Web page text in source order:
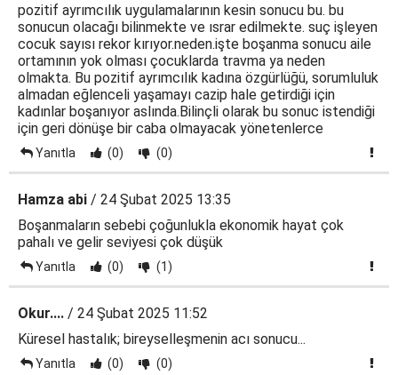
pozitif ayrımcılık uygulamalarının kesin sonucu bu. bu
sonucun olacağı bilinmekte ve ısrar edilmekte. suç işleyen
cocuk sayısı rekor kırıyor.neden.işte boşanma sonucu aile
ortamının yok olması çocuklarda travma ya neden
olmakta. Bu pozitif ayrımcılık kadına özgürlüğü, sorumluluk
almadan eğlenceli yaşamayı cazip hale getirdiği için
kadınlar boşanıyor aslında.Bilinçli olarak bu sonuc istendiği
için geri dönüşe bir caba olmayacak yönetenlerce
Yanıtla (0) (0)
Hamza abi / 24 Şubat 2025 13:35
Boşanmaların sebebi çoğunlukla ekonomik hayat çok
pahalı ve gelir seviyesi çok düşük
Yanıtla (0) (1)
Okur.... / 24 Şubat 2025 11:52
Küresel hastalık; bireyselleşmenin acı sonucu...
Yanıtla (0) (0)